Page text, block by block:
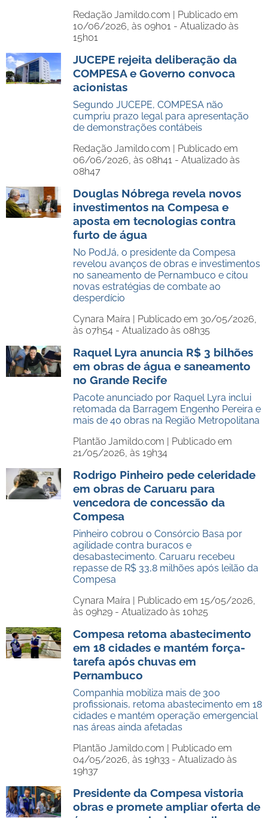
Redação Jamildo.com | Publicado em
10/06/2026, às 09h01 - Atualizado às
15h01
JUCEPE rejeita deliberação da
COMPESA e Governo convoca
acionistas
Segundo JUCEPE, COMPESA não
cumpriu prazo legal para apresentação
de demonstrações contábeis
Redação Jamildo.com | Publicado em
06/06/2026, às 08h41 - Atualizado às
08h47
Douglas Nóbrega revela novos
investimentos na Compesa e
aposta em tecnologias contra
furto de água
No PodJá, o presidente da Compesa
revelou avanços de obras e investimentos
no saneamento de Pernambuco e citou
novas estratégias de combate ao
desperdício
Cynara Maíra | Publicado em 30/05/2026,
às 07h54 - Atualizado às 08h35
Raquel Lyra anuncia R$ 3 bilhões
em obras de água e saneamento
no Grande Recife
Pacote anunciado por Raquel Lyra inclui
retomada da Barragem Engenho Pereira e
mais de 40 obras na Região Metropolitana
Plantão Jamildo.com | Publicado em
21/05/2026, às 19h34
Rodrigo Pinheiro pede celeridade
em obras de Caruaru para
vencedora de concessão da
Compesa
Pinheiro cobrou o Consórcio Basa por
agilidade contra buracos e
desabastecimento. Caruaru recebeu
repasse de R$ 33,8 milhões após leilão da
Compesa
Cynara Maíra | Publicado em 15/05/2026,
às 09h29 - Atualizado às 10h25
Compesa retoma abastecimento
em 18 cidades e mantém força-
tarefa após chuvas em
Pernambuco
Companhia mobiliza mais de 300
profissionais, retoma abastecimento em 18
cidades e mantém operação emergencial
nas áreas ainda afetadas
Plantão Jamildo.com | Publicado em
04/05/2026, às 19h33 - Atualizado às
19h37
Presidente da Compesa vistoria
obras e promete ampliar oferta de